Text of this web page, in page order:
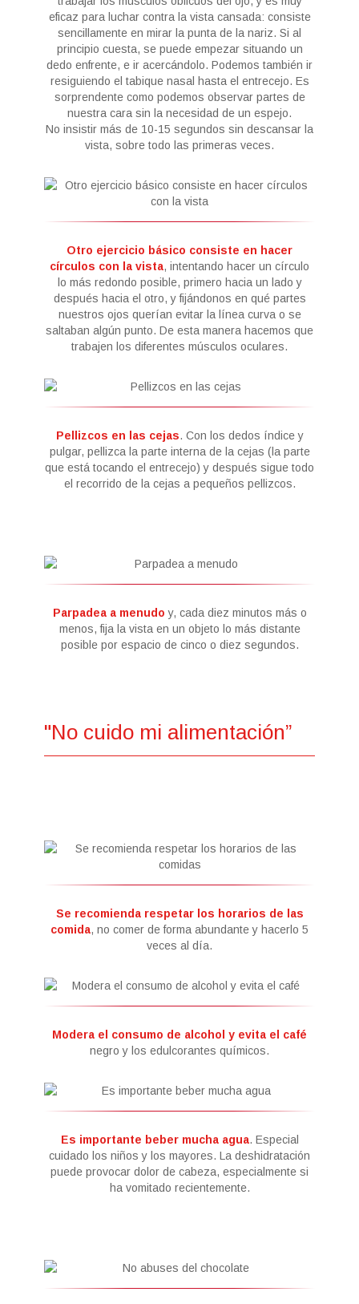
eficaz para luchar contra la vista cansada: consiste
sencillamente en mirar la punta de la nariz. Si al
principio cuesta, se puede empezar situando un
dedo enfrente, e ir acercándolo. Podemos también ir
resiguiendo el tabique nasal hasta el entrecejo. Es
sorprendente como podemos observar partes de
nuestra cara sin la necesidad de un espejo.
No insistir más de 10-15 segundos sin descansar la
vista, sobre todo las primeras veces.
Otro ejercicio básico consiste en hacer
círculos con la vista, intentando hacer un círculo
lo más redondo posible, primero hacia un lado y
después hacia el otro, y fijándonos en qué partes
nuestros ojos querían evitar la línea curva o se
saltaban algún punto. De esta manera hacemos que
trabajen los diferentes músculos oculares.
Pellizcos en las cejas. Con los dedos índice y
pulgar, pellizca la parte interna de la cejas (la parte
que está tocando el entrecejo) y después sigue todo
el recorrido de la cejas a pequeños pellizcos.
Parpadea a menudo y, cada diez minutos más o
menos, fija la vista en un objeto lo más distante
posible por espacio de cinco o diez segundos.
"No cuido mi alimentación”
Se recomienda respetar los horarios de las
comida, no comer de forma abundante y hacerlo 5
veces al día.
Modera el consumo de alcohol y evita el café
negro y los edulcorantes químicos.
Es importante beber mucha agua. Especial
cuidado los niños y los mayores. La deshidratación
puede provocar dolor de cabeza, especialmente si
ha vomitado recientemente.